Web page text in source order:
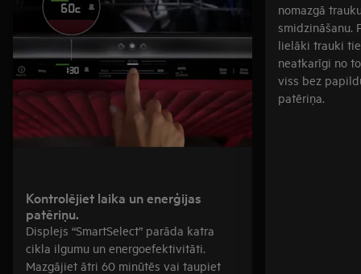
Kontrolējiet laika un enerģijas
patēriņu.
Displejs “SmartSelect” parāda katra
cikla ilgumu un energoefektivitāti.
Mazgājiet ātri 60 minūtēs vai taupiet
nomazgā
smidzināšanu.
lielāki trauki
neatkarīgi no
viss bez
patēriņa.